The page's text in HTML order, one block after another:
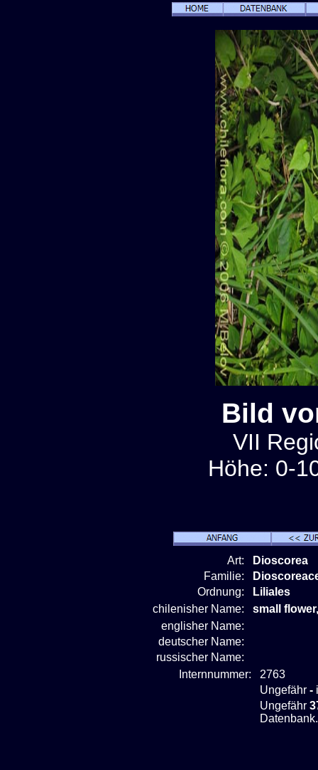
Bild
VII
Höhe: 0-
Art:
Dioscorea
Familie:
Ordnung:
Liliales
chilenisher Name:
small
englisher Name:
deutscher Name:
russischer Name:
Internnummer:
2763
Ungefähr -
Ungefähr
Datenbank.